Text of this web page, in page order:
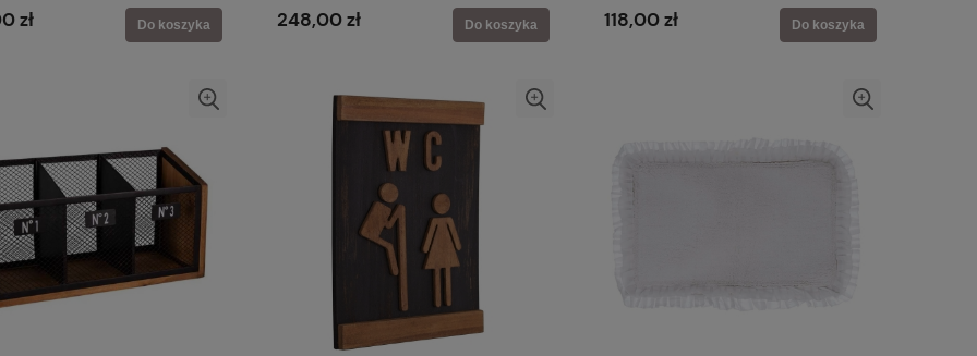
zł Do koszyka 248,00 zł Do koszyka 118,00 zł Do koszyka